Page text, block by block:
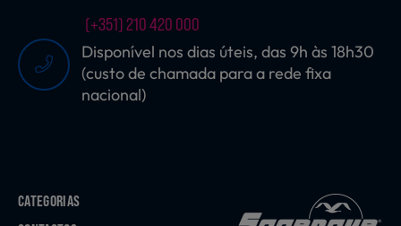
(+351) 210 420 000
Disponível nos dias úteis, das 9h às 18h30
(custo de chamada para a rede fixa
nacional)
CATEGORIAS